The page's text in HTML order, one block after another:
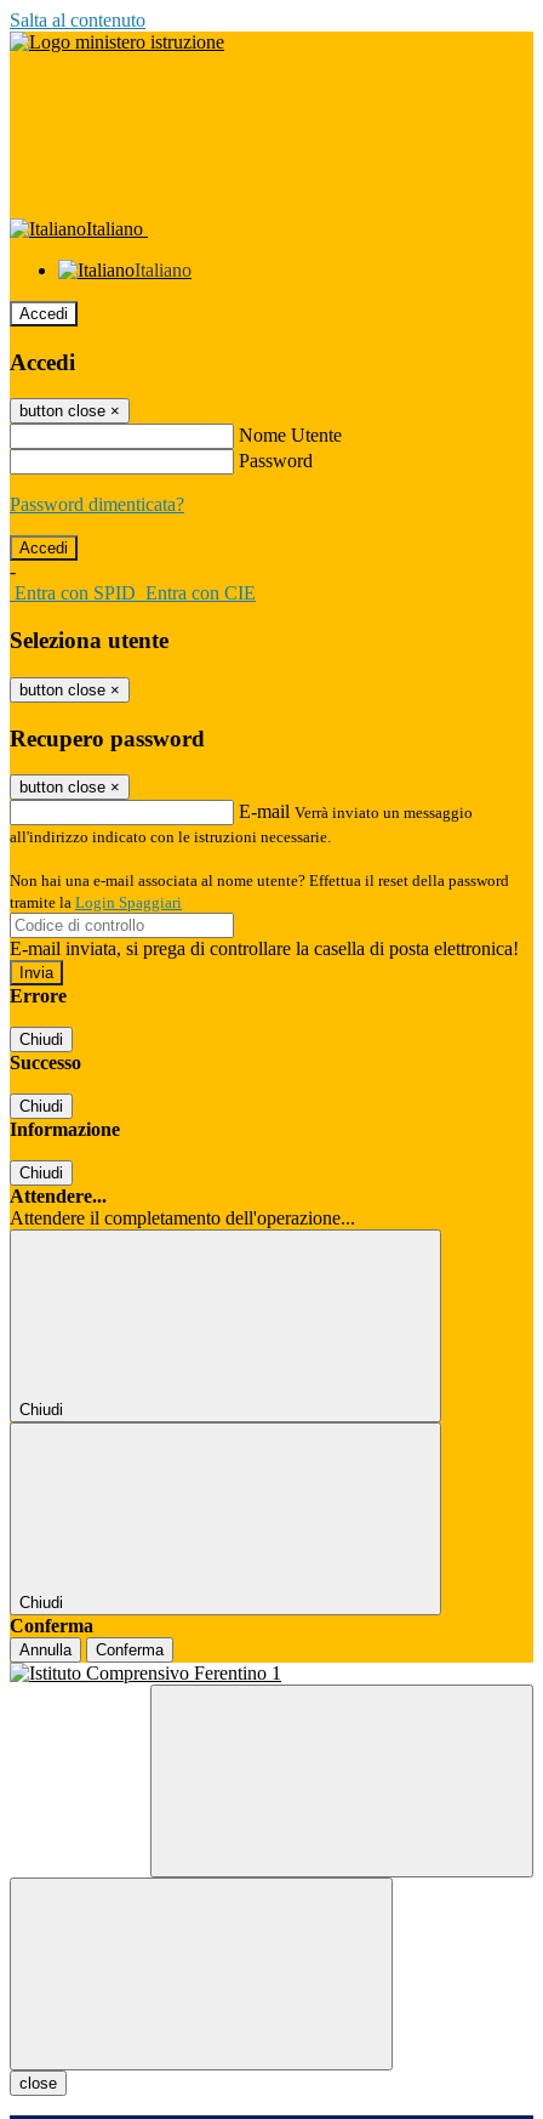
Salta al contenuto
Italiano
Italiano
Accedi
Accedi
button close ×
Nome Utente
Password
Password dimenticata?
-
Entra con SPID Entra con CIE
Seleziona utente
button close ×
Recupero password
button close ×
E-mail Verrà inviato un messaggio
all'indirizzo indicato con le istruzioni necessarie.
Non hai una e-mail associata al nome utente? Effettua il reset della password
tramite la Login Spaggiari
E-mail inviata, si prega di controllare la casella di posta elettronica!
Errore
Chiudi
Successo
Chiudi
Informazione
Chiudi
Attendere...
Attendere il completamento dell'operazione...
Chiudi
Chiudi
Conferma
Annulla Conferma
close